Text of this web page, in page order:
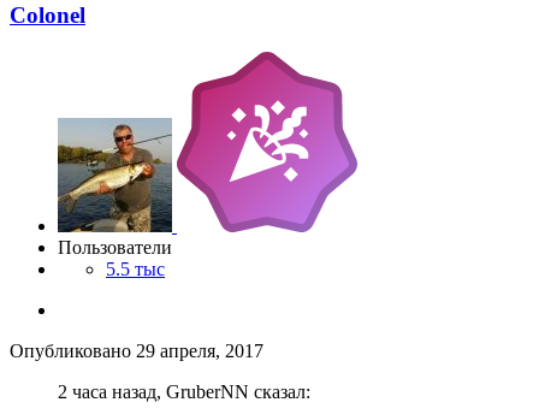
Colonel
Пользователи
5.5 тыс
Опубликовано 29 апреля, 2017
2 часа назад, GruberNN сказал: